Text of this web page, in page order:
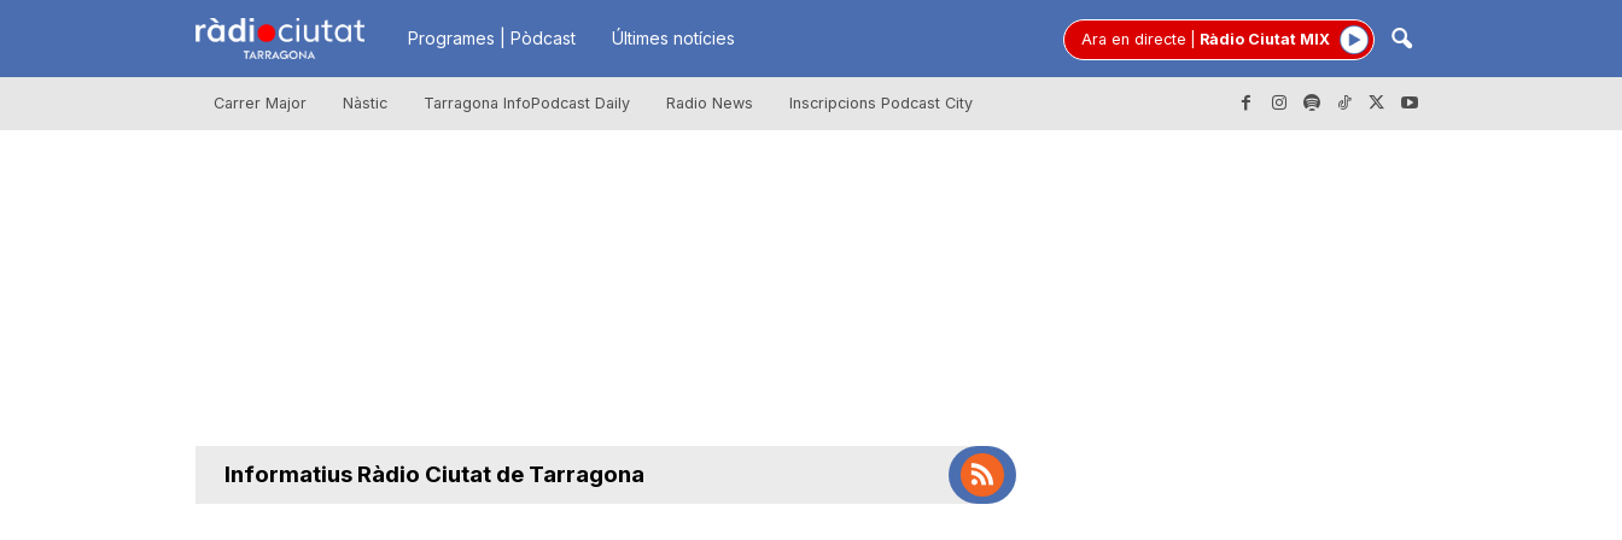
R
à
Programes | Pòdcast Últimes notícies Ara en directe Ràdio Ciutat MIX
Carrer Major Nàstic Tarragona InfoPodcast Daily Radio News Inscripcions Podcast City
Informatius Ràdio Ciutat de Tarragona